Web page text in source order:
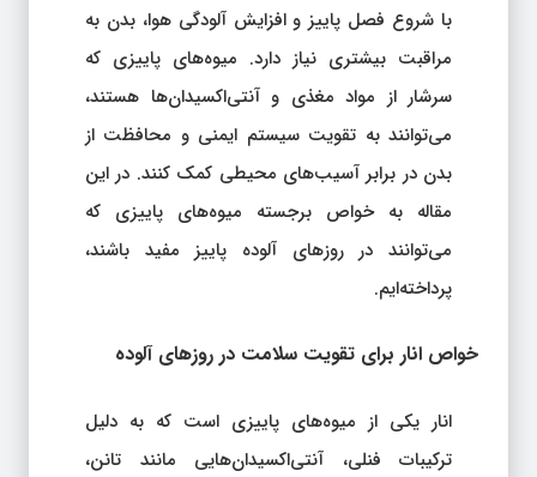
با شروع فصل پاییز و افزایش آلودگی هوا، بدن به
مراقبت بیشتری نیاز دارد. میوه‌های پاییزی که
سرشار از مواد مغذی و آنتی‌اکسیدان‌ها هستند،
می‌توانند به تقویت سیستم ایمنی و محافظت از
بدن در برابر آسیب‌های محیطی کمک کنند. در این
مقاله به خواص برجسته میوه‌های پاییزی که
می‌توانند در روزهای آلوده پاییز مفید باشند،
پرداخته‌ایم.
خواص انار برای تقویت سلامت در روزهای آلوده
انار یکی از میوه‌های پاییزی است که به دلیل
ترکیبات فنلی، آنتی‌اکسیدان‌هایی مانند تانن،